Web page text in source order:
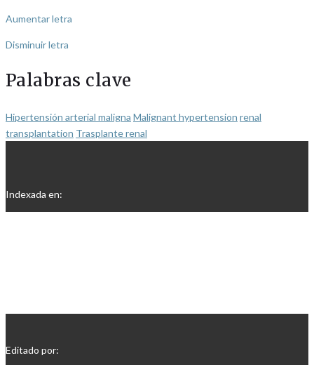
Aumentar letra
Disminuir letra
Palabras clave
Hipertensión arterial maligna Malignant hypertension renal
transplantation Trasplante renal
Indexada en:
Editado por: